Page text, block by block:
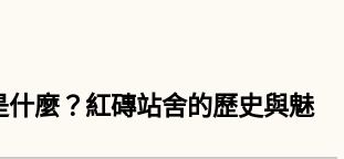
什麼？紅磚站舍的歷史與魅